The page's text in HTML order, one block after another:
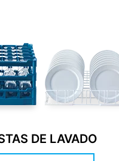
DE LAVADO